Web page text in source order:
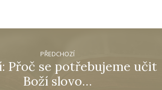
PŘEDCHOZÍ
Přoč se potřebujeme učit
Boží slovo…